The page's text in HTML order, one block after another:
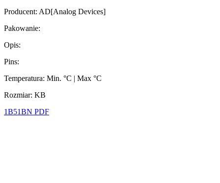
Producent: AD[Analog Devices]
Pakowanie:
Opis:
Pins:
Temperatura: Min. °C | Max °C
Rozmiar: KB
1B51BN PDF